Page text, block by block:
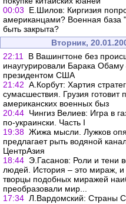
00:03
Е.Шилов: Киргизия
американцами? Военная база
быть закрыта?
Вторник,
22:11
В Вашингтоне без
инаугурировали Барака
президентом США
21:42 А.Корбут: Хартия
сумасшествия. Грузия готовит
американских военных быз
20:44 Чингиз Велиев: Игра в
по-украински. Часть I
19:38 Жижа мысли. Лужков
предлагает рыть водяной
ЦентрАзия
18:44 Э.Гасанов: Роли и тени
людей. История – это мираж,
творцы подобных миражей
преобразовали мир...
17:34 Л.Вардомский: Страны